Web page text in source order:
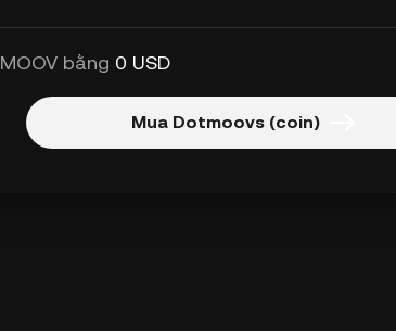
bằng 0 USD
Mua Dotmoovs (coin)